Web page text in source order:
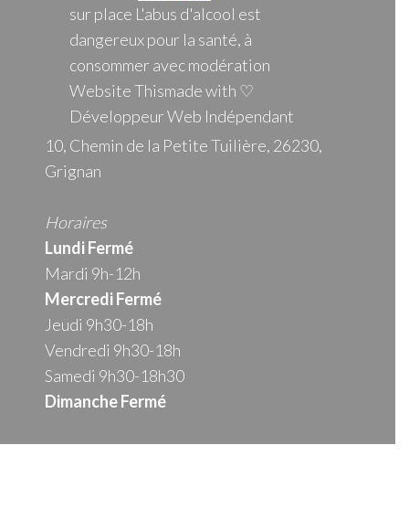
sur place L'abus d'alcool est
dangereux pour la santé, à
consommer avec modération
Website Thismade with ♡
Développeur Web Indépendant
10, Chemin de la Petite Tuilière, 26230,
Grignan
Horaires
Lundi Fermé
Mardi 9h-12h
MercrediFermé
Jeudi 9h30-18h
Vendredi 9h30-18h
Samedi 9h30-18h30
Dimanche Fermé